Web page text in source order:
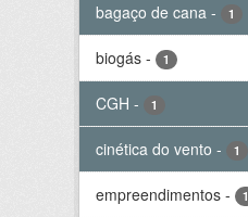
bagaço de cana - 1
biogás - 1
CGH - 1
cinética do vento - 1
empreendimentos - 1